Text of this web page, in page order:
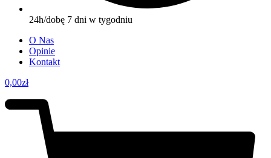
24h/dobę 7 dni w tygodniu
O Nas
Opinie
Kontakt
0,00zł